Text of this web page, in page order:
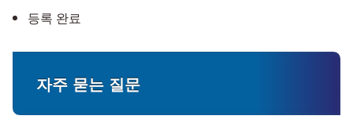
등록 완료
자주 묻는 질문